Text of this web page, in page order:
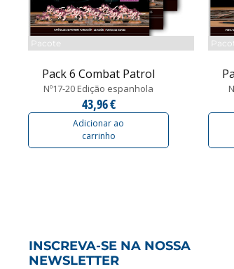
Pacote
Pack 6 Combat Patrol
Nº17-20 Edição espanhola
43,96 €
Adicionar ao
carrinho
INSCREVA-SE NA NOSSA
NEWSLETTER